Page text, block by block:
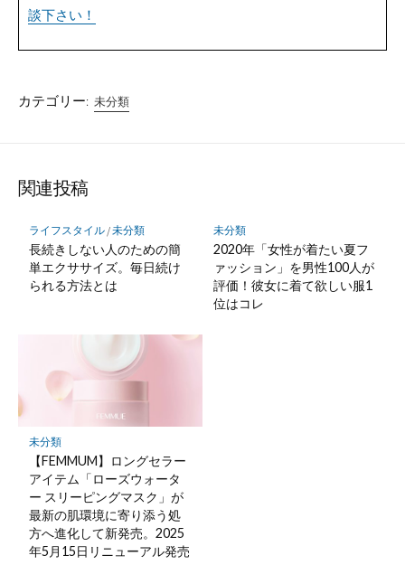
談下さい！
カテゴリー: 未分類
関連投稿
ライフスタイル/未分類
長続きしない人のための簡
単エクササイズ。毎日続け
られる方法とは
未分類
2020年「女性が着たい夏フ
ァッション」を男性100人が
評価！彼女に着て欲しい服1
位はコレ
未分類
【FEMMUM】ロングセラー
アイテム「ローズウォータ
ー スリーピングマスク」が
最新の肌環境に寄り添う処
方へ進化して新発売。2025
年5月15日リニューアル発売